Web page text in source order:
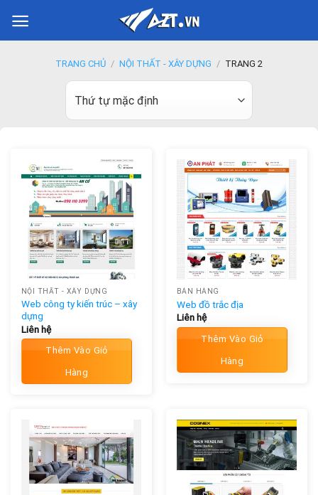
content
TRANG CHỦ / NỘI THẤT - XÂY DỰNG / TRANG 2
NỘI THẤT - XÂY DỰNG
Web công ty kiến trúc – xây
dựng
Liên hệ
Thêm Vào Giỏ
Hàng
BÁN HÀNG
Web đồ trắc địa
Liên hệ
Thêm Vào Giỏ
Hàng